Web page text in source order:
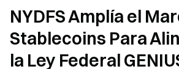
NYDFS Amplía el
Stablecoins Para
la Ley Federal